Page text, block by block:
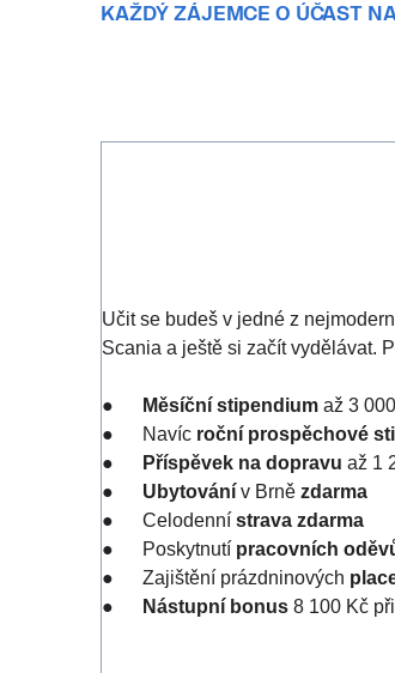
KAŽDÝ ZÁJEMCE O ÚČAST
Učit se budeš v jedné z
Scania a ještě si začít vydělávat.
● Měsíční stipendium až 3
● Navíc roční prospěchové
●
Příspěvek na dopravu až 1
● Ubytování v Brně zdarma
● Celodenní strava zdarma
● Poskytnutí pracovních
● Zajištění prázdninových
●
Nástupní bonus 8 100 Kč